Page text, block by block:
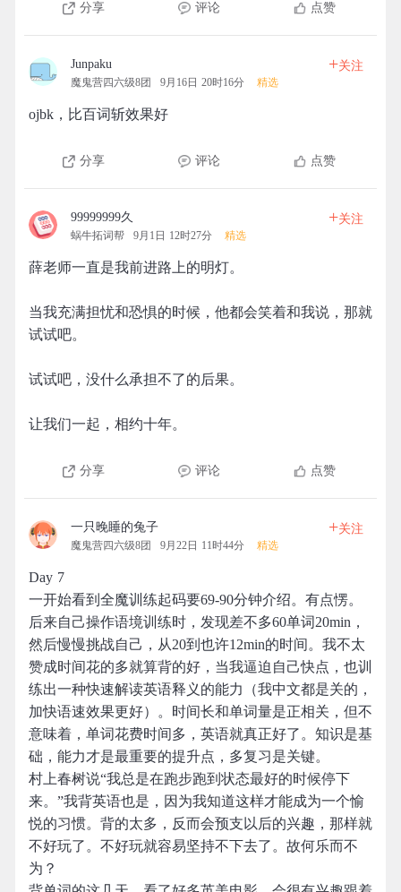
分享 评论 点赞
Junpaku
魔鬼营四六级8团 9月16日 20时16分 精选
+关注
ojbk，比百词斩效果好
分享 评论 点赞
99999999久
蜗牛拓词帮 9月1日 12时27分 精选
+关注
薛老师一直是我前进路上的明灯。
当我充满担忧和恐惧的时候，他都会笑着和我说，那就
试试吧。
试试吧，没什么承担不了的后果。
让我们一起，相约十年。
分享 评论 点赞
一只晚睡的兔子
魔鬼营四六级8团 9月22日 11时44分 精选
+关注
Day 7
一开始看到全魔训练起码要69-90分钟介绍。有点愣。
后来自己操作语境训练时，发现差不多60单词20min，
然后慢慢挑战自己，从20到也许12min的时间。我不太
赞成时间花的多就算背的好，当我逼迫自己快点，也训
练出一种快速解读英语释义的能力（我中文都是关的，
加快语速效果更好）。时间长和单词量是正相关，但不
意味着，单词花费时间多，英语就真正好了。知识是基
础，能力才是最重要的提升点，多复习是关键。
村上春树说“我总是在跑步跑到状态最好的时候停下
来。”我背英语也是，因为我知道这样才能成为一个愉
悦的习惯。背的太多，反而会预支以后的兴趣，那样就
不好玩了。不好玩就容易坚持不下去了。故何乐而不
为？